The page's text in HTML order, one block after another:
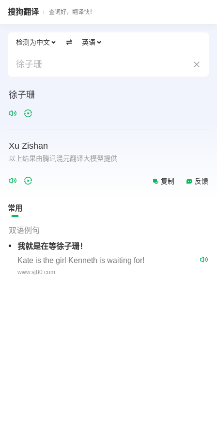
搜狗翻译 查词好，翻译快！
检测为中文 英语
徐子珊
徐子珊
Xu Zishan
以上结果由腾讯混元翻译大模型提供
复制 反馈
常用
双语例句
我就是在等徐子珊！
Kate is the girl Kenneth is waiting for!
www.sj80.com